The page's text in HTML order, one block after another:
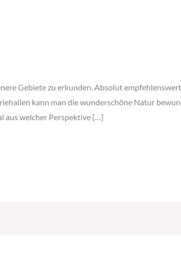
Gebiete zu erkunden. Absolut
kann man die wunderschöne Natur
aus welcher Perspektive […]